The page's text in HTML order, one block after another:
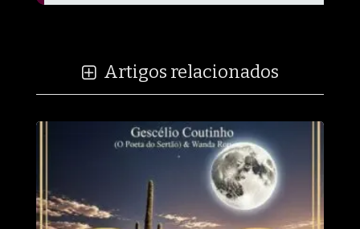
Artigos relacionados